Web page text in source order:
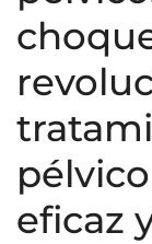
eficaz